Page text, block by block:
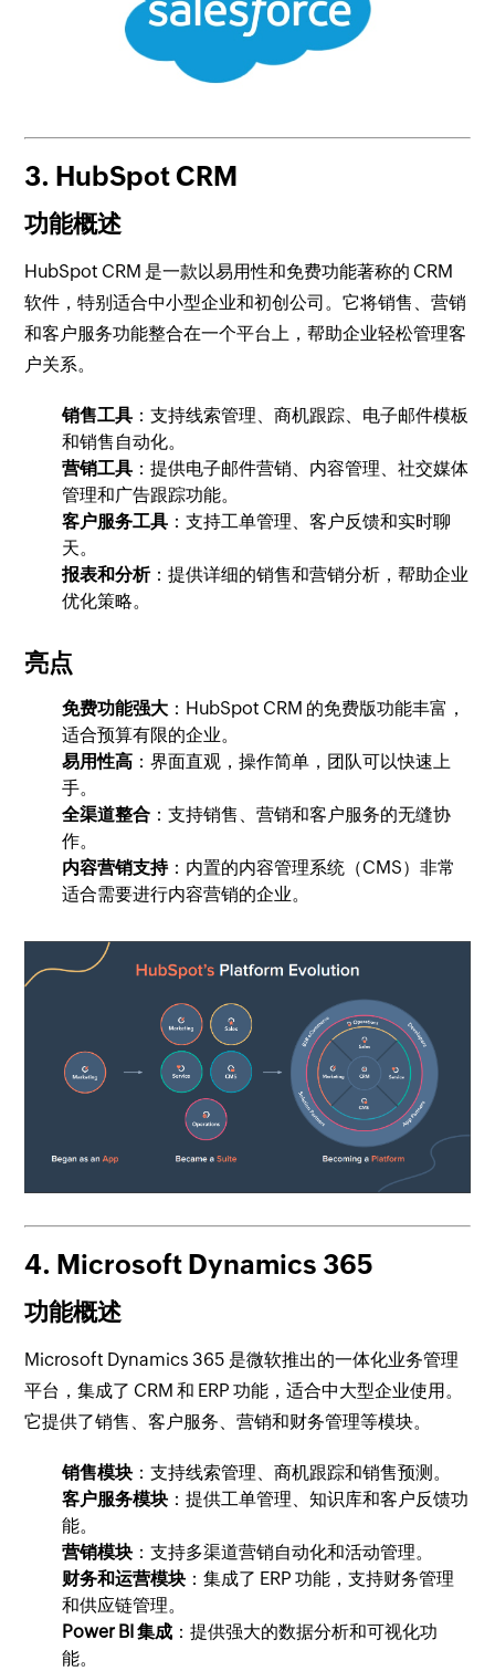
3. HubSpot CRM
功能概述
HubSpot CRM 是一款以易用性和免费功能著称的 CRM
软件，特别适合中小型企业和初创公司。它将销售、营销
和客户服务功能整合在一个平台上，帮助企业轻松管理客
户关系。
销售工具 ：支持线索管理、商机跟踪、电子邮件模板
和销售自动化。
营销工具 ：提供电子邮件营销、内容管理、社交媒体
管理和广告跟踪功能。
客户服务工具 ：支持工单管理、客户反馈和实时聊
天。
报表和分析：提供详细的销售和营销分析，帮助企业
优化策略。
亮点
免费功能强大 ：HubSpot CRM 的免费版功能丰富，
适合预算有限的企业。
易用性高 ：界面直观，操作简单，团队可以快速上
手。
全渠道整合 ：支持销售、营销和客户服务的无缝协
作。
内容营销支持：内置的内容管理系统（CMS）非常
适合需要进行内容营销的企业。
4. Microsoft Dynamics 365
功能概述
Microsoft Dynamics 365 是微软推出的一体化业务管理
平台，集成了 CRM 和 ERP 功能，适合中大型企业使用。
它提供了销售、客户服务、营销和财务管理等模块。
销售模块 ：支持线索管理、商机跟踪和销售预测。
客户服务模块 ：提供工单管理、知识库和客户反馈功
能。
营销模块 ：支持多渠道营销自动化和活动管理。
财务和运营模块 ：集成了 ERP 功能，支持财务管理
和供应链管理。
Power BI 集成 ：提供强大的数据分析和可视化功
能。